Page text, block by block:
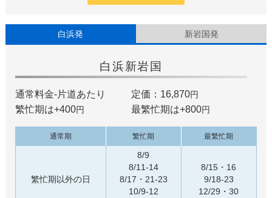
白浜発 新岩国発
白浜新岩国
通常料金-片道あたり 定価：16,870円
繁忙期は+400円 最繁忙期は+800円
通常期 繁忙期 最繁忙期
繁忙期以外の日
8/9
8/11-14
8/17・21-23
10/9-12
8/15・16
9/18-23
12/29・30